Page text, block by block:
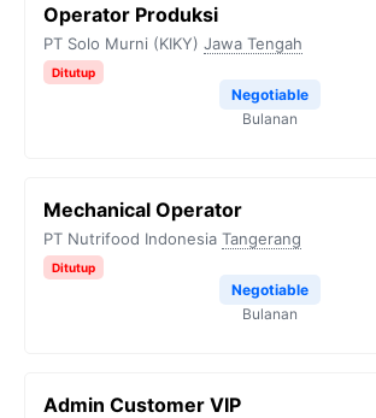
Operator Produksi
PT Solo Murni (KIKY) Jawa Tengah
Ditutup
Negotiable
Bulanan
Mechanical Operator
PT Nutrifood Indonesia Tangerang
Ditutup
Negotiable
Bulanan
Admin Customer VIP